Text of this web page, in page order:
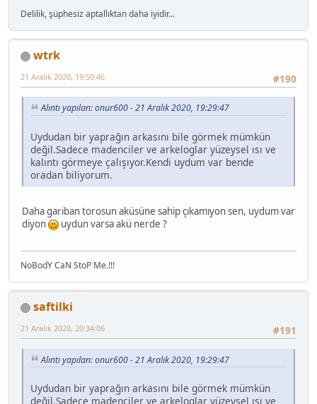
Delilik, şüphesiz aptallıktan daha iyidir...
wtrk
#190
21 Aralık 2020, 19:50:46
Alıntı yapılan: onur600 - 21 Aralık 2020, 19:29:47
Uydudan bir yaprağın arkasını bile görmek mümkün
değil.Sadece madenciler ve arkeloglar yüzeysel ısı ve
kalıntı görmeye çalışıyor.Kendi uydum var bende
oradan biliyorum.
Daha gariban torosun aküsüne sahip çıkamıyon sen, uydum var
diyon
uydun varsa akü nerde ?
NoBodY CaN StoP Me.!!!
saftilki
#191
21 Aralık 2020, 20:34:06
Alıntı yapılan: onur600 - 21 Aralık 2020, 19:29:47
Uydudan bir yaprağın arkasını bile görmek mümkün
değil.Sadece madenciler ve arkeloglar yüzeysel ısı ve